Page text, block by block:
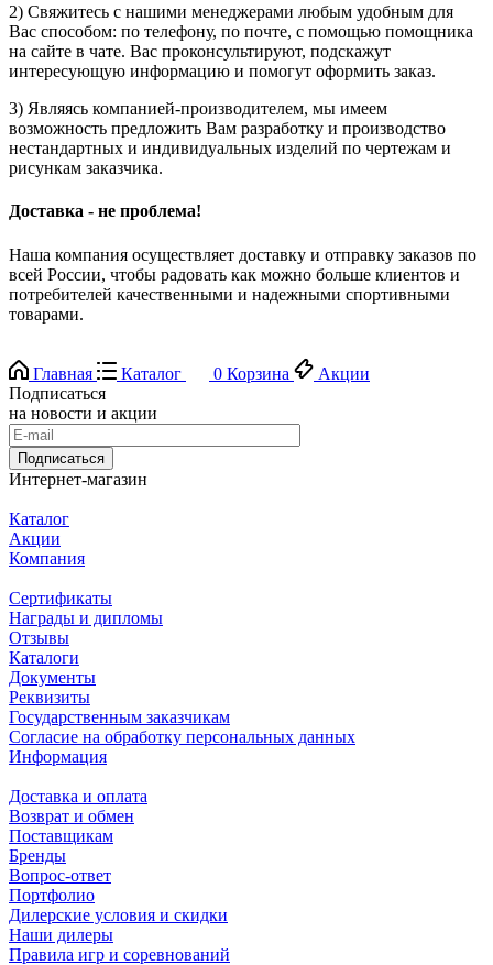
2) Свяжитесь с нашими менеджерами любым удобным для
Вас способом: по телефону, по почте, с помощью помощника
на сайте в чате. Вас проконсультируют, подскажут
интересующую информацию и помогут оформить заказ.
3) Являясь компанией-производителем, мы имеем
возможность предложить Вам разработку и производство
нестандартных и индивидуальных изделий по чертежам и
рисункам заказчика.
Доставка - не проблема!
Наша компания осуществляет доставку и отправку заказов по
всей России, чтобы радовать как можно больше клиентов и
потребителей качественными и надежными спортивными
товарами.
Главная Каталог 0 Корзина
Акции
Подписаться
на новости и акции
Подписаться
Интернет-магазин
Каталог
Акции
Компания
Сертификаты
Награды и дипломы
Отзывы
Каталоги
Документы
Реквизиты
Государственным заказчикам
Согласие на обработку персональных данных
Информация
Доставка и оплата
Возврат и обмен
Поставщикам
Бренды
Вопрос-ответ
Портфолио
Дилерские условия и скидки
Наши дилеры
Правила игр и соревнований